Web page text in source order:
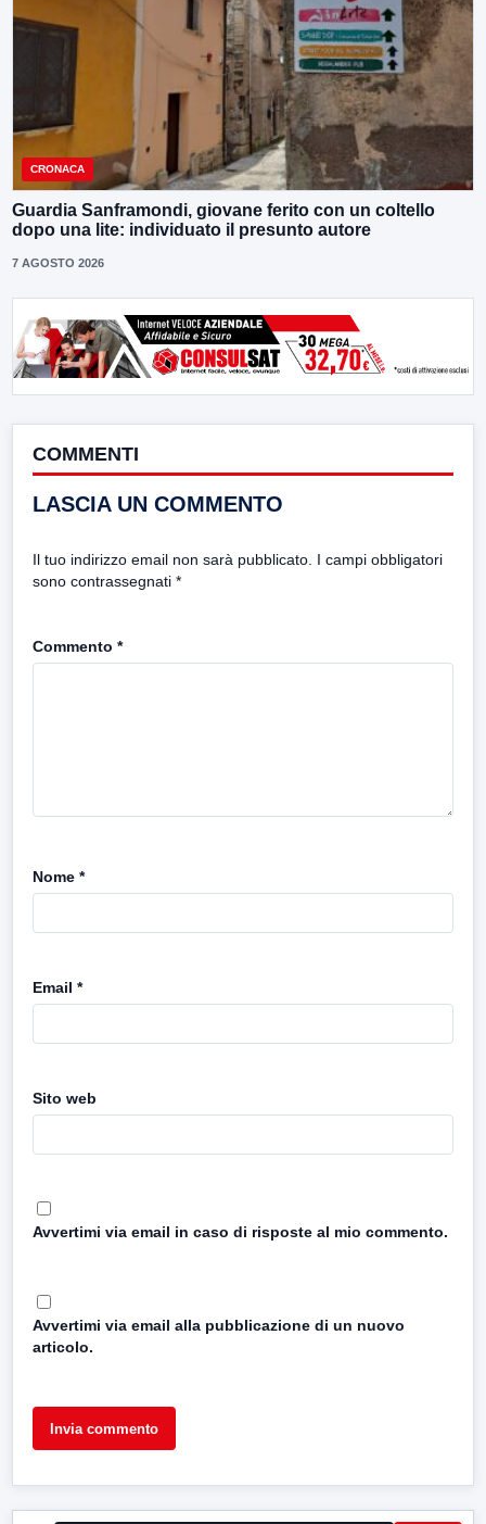
CRONACA
Guardia Sanframondi, giovane ferito con un coltello
dopo una lite: individuato il presunto autore
7 AGOSTO 2026
COMMENTI
LASCIA UN COMMENTO
Il tuo indirizzo email non sarà pubblicato. I campi obbligatori
sono contrassegnati *
Commento *
Nome *
Email *
Sito web
Avvertimi via email in caso di risposte al mio commento.
Avvertimi via email alla pubblicazione di un nuovo
articolo.